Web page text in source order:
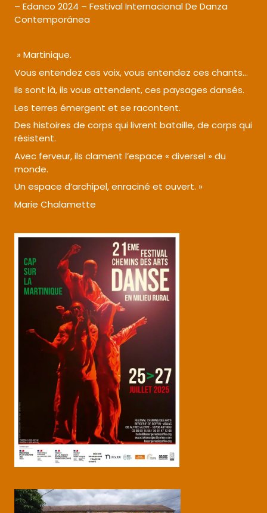
– Edanco 2024 – Festival Internacional De Danza
Contemporánea
» Martinique.
Vous entendez ces voix, vous entendez ces chants…
Ils sont là, ils vous attendent, ces paysages dansés.
Les terres émergent et se racontent.
Des histoires de corps qui livrent bataille, de corps qui
résistent.
Avec ferveur, ils clament l’espace « diversel » du
monde.
Un espace d’archipel, enraciné et ouvert. »
Marie Chalamette